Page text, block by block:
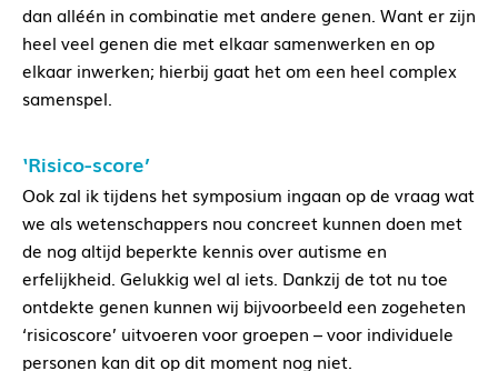
dan alléén in combinatie met andere genen. Want er zijn
heel veel genen die met elkaar samenwerken en op
elkaar inwerken; hierbij gaat het om een heel complex
samenspel.
‘Risico-score’
Ook zal ik tijdens het symposium ingaan op de vraag wat
we als wetenschappers nou concreet kunnen doen met
de nog altijd beperkte kennis over autisme en
erfelijkheid. Gelukkig wel al iets. Dankzij de tot nu toe
ontdekte genen kunnen wij bijvoorbeeld een zogeheten
‘risicoscore’ uitvoeren voor groepen – voor individuele
personen kan dit op dit moment nog niet.